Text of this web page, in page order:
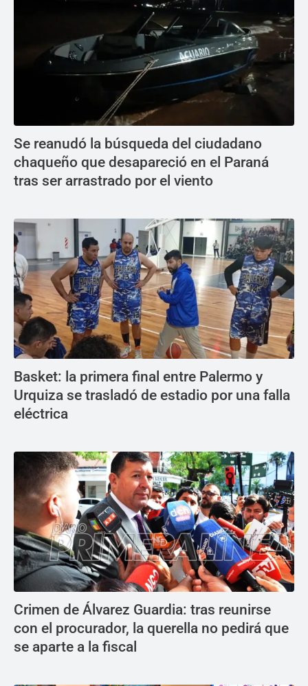
Se reanudó la búsqueda del ciudadano
chaqueño que desapareció en el Paraná
tras ser arrastrado por el viento
Basket: la primera final entre Palermo y
Urquiza se trasladó de estadio por una falla
eléctrica
Crimen de Álvarez Guardia: tras reunirse
con el procurador, la querella no pedirá que
se aparte a la fiscal